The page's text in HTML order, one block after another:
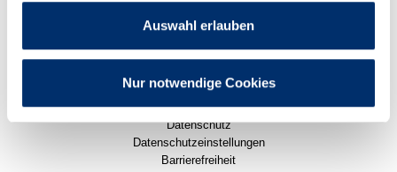
Auswahl erlauben
Nur notwendige Cookies
Politik
Karriere
Pressemitteilungen
Impressum
Datenschutz
Datenschutzeinstellungen
Barrierefreiheit